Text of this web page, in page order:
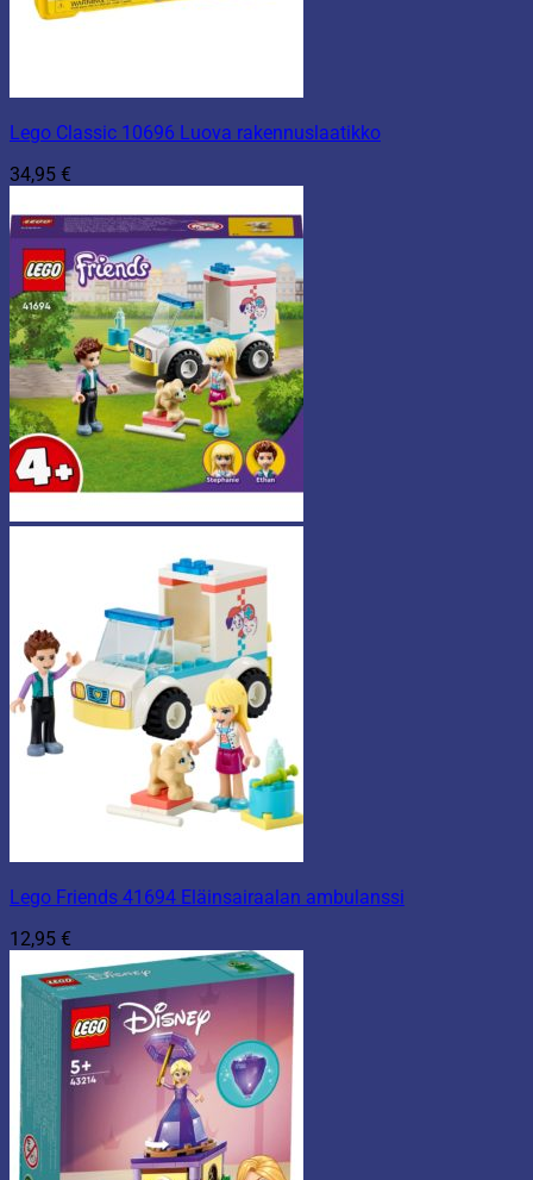
Lego Classic 10696 Luova rakennuslaatikko
34,95 €
Lego Friends 41694 Eläinsairaalan ambulanssi
12,95 €